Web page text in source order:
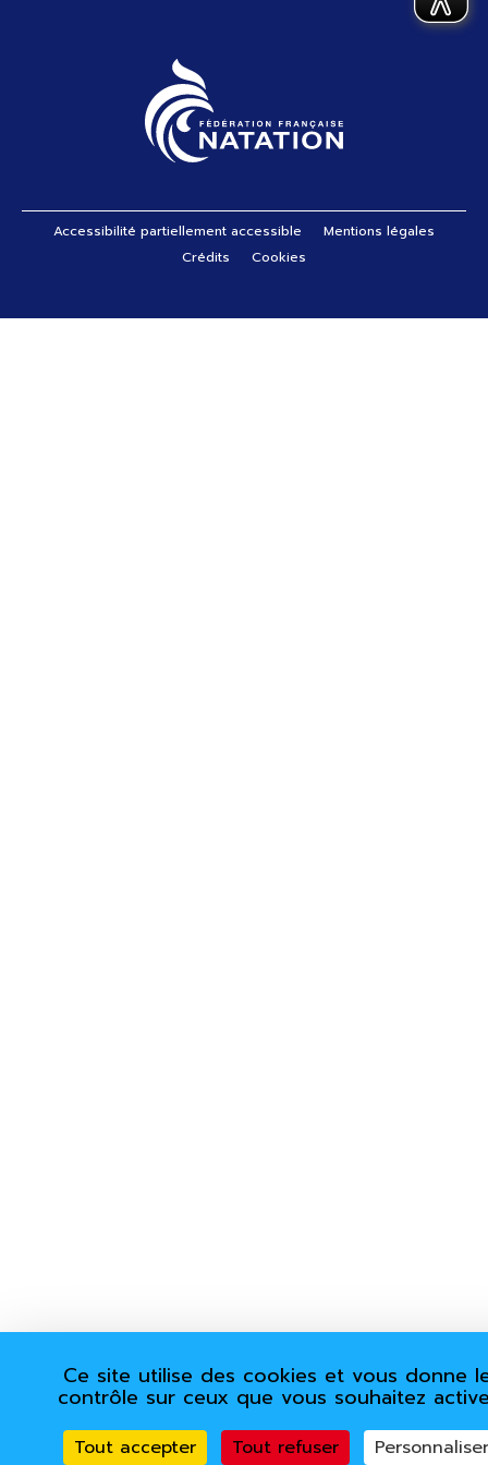
Pied de page
Accessibilité partiellement accessible
Mentions légales
Crédits
Cookies
Ce site utilise des cookies et vous donne
contrôle sur ceux que vous souhaitez
Tout accepter Tout refuser Personnaliser